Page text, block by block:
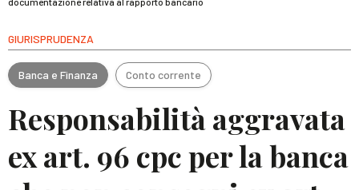
GIURISPRUDENZA
Banca e Finanza Conto corrente
Responsabilità aggravata
ex art. 96 cpc per la banca